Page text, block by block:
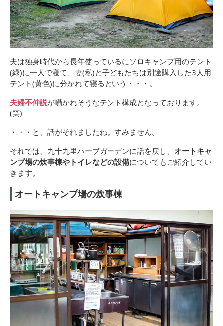
夫は独身時代から長年使っているにソロキャンプ用のテント
(緑)に一人で寝て、妻(私)と子どもたちは別途購入した3人用
テント(黄色)に分かれて寝るという・・・。
夫婦不仲説が囁かれそうなテント構成となっております。
(笑)
・・・と、話がそれましたね。すみません。
それでは、九十九里ハーブガーデンに話を戻し、 オートキャ
ンプ場の炊事棟やトイレなどの設備についてもご紹介してい
きます。
オートキャンプ場の炊事棟